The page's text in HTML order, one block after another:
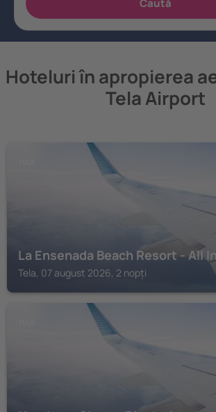
Hoteluri în apropierea
Tela Airport
La Ensenada Beach Resort - All
Tela, 07 august 2026, 2 nopți